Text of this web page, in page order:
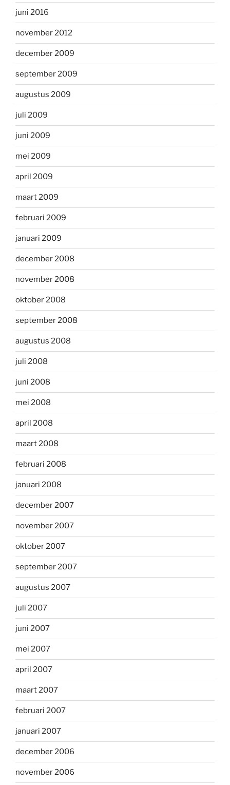
juni 2016
november 2012
december 2009
september 2009
augustus 2009
juli 2009
juni 2009
mei 2009
april 2009
maart 2009
februari 2009
januari 2009
december 2008
november 2008
oktober 2008
september 2008
augustus 2008
juli 2008
juni 2008
mei 2008
april 2008
maart 2008
februari 2008
januari 2008
december 2007
november 2007
oktober 2007
september 2007
augustus 2007
juli 2007
juni 2007
mei 2007
april 2007
maart 2007
februari 2007
januari 2007
december 2006
november 2006